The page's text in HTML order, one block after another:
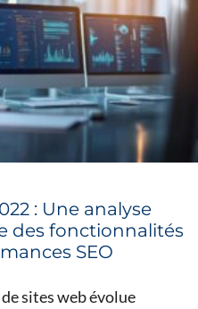
: Une analyse
des fonctionnalités
SEO
sites web évolue